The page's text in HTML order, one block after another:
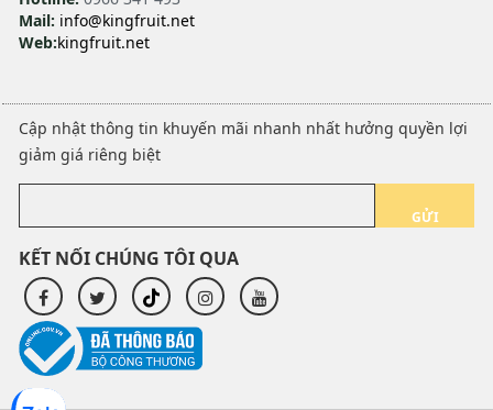
Mail: info@kingfruit.net
Web:kingfruit.net
Cập nhật thông tin khuyến mãi nhanh nhất hưởng quyền lợi
giảm giá riêng biệt
GỬI
KẾT NỐI CHÚNG TÔI QUA